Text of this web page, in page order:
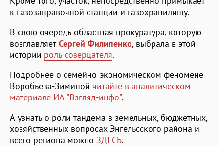
к газозаправочной станции и газохранилищу.
В свою очередь областная прокуратура, которую
возглавляетСергей Филипенко, выбрала в этой
истории роль созерцателя.
Подробнее о семейно-экономическом феномене
Воробьева-Зиминой читайте в аналитическом
материале ИА "Взгляд-инфо".
А узнать о роли тандема в земельных, бюджетных,
хозяйственных вопросах Энгельсского района и
всего региона можно ЗДЕСЬ.